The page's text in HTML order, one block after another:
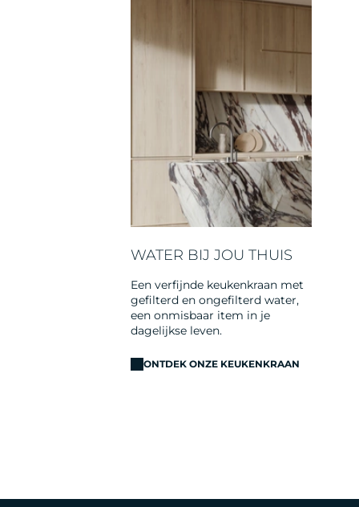
WATER BIJ JOU THUIS
Een verfijnde keukenkraan met
gefilterd en ongefilterd water,
een onmisbaar item in je
dagelijkse leven.
ONTDEK ONZE KEUKENKRAAN